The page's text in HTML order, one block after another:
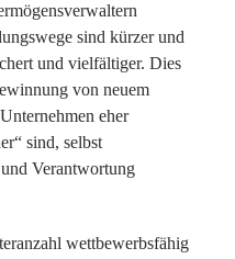
sind kürzer und
und vielfältiger. Dies
von neuem
eher
sind, selbst
Verantwortung
wettbewerbsfähig